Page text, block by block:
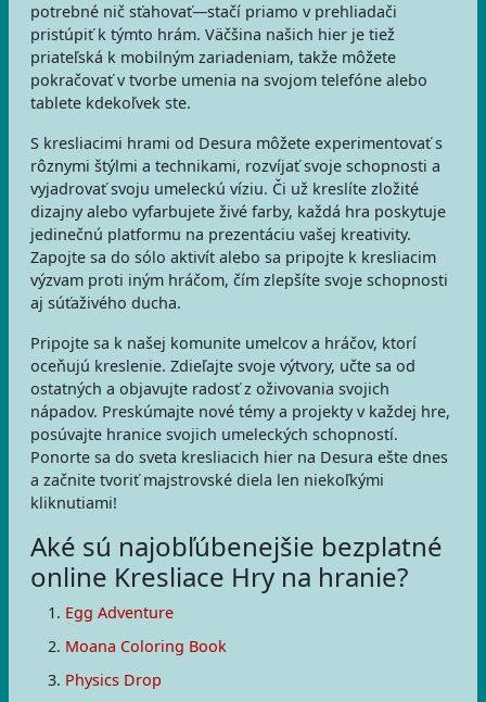
potrebné nič sťahovať—stačí priamo v prehliadači
pristúpiť k týmto hrám. Väčšina našich hier je tiež
priateľská k mobilným zariadeniam, takže môžete
pokračovať v tvorbe umenia na svojom telefóne alebo
tablete kdekoľvek ste.
S kresliacimi hrami od Desura môžete experimentovať s
rôznymi štýlmi a technikami, rozvíjať svoje schopnosti a
vyjadrovať svoju umeleckú víziu. Či už kreslíte zložité
dizajny alebo vyfarbujete živé farby, každá hra poskytuje
jedinečnú platformu na prezentáciu vašej kreativity.
Zapojte sa do sólo aktivít alebo sa pripojte k kresliacim
výzvam proti iným hráčom, čím zlepšíte svoje schopnosti
aj súťaživého ducha.
Pripojte sa k našej komunite umelcov a hráčov, ktorí
oceňujú kreslenie. Zdieľajte svoje výtvory, učte sa od
ostatných a objavujte radosť z oživovania svojich
nápadov. Preskúmajte nové témy a projekty v každej hre,
posúvajte hranice svojich umeleckých schopností.
Ponorte sa do sveta kresliacich hier na Desura ešte dnes
a začnite tvoriť majstrovské diela len niekoľkými
kliknutiami!
Aké sú najobľúbenejšie bezplatné
online Kresliace Hry na hranie?
Egg Adventure
Moana Coloring Book
Physics Drop